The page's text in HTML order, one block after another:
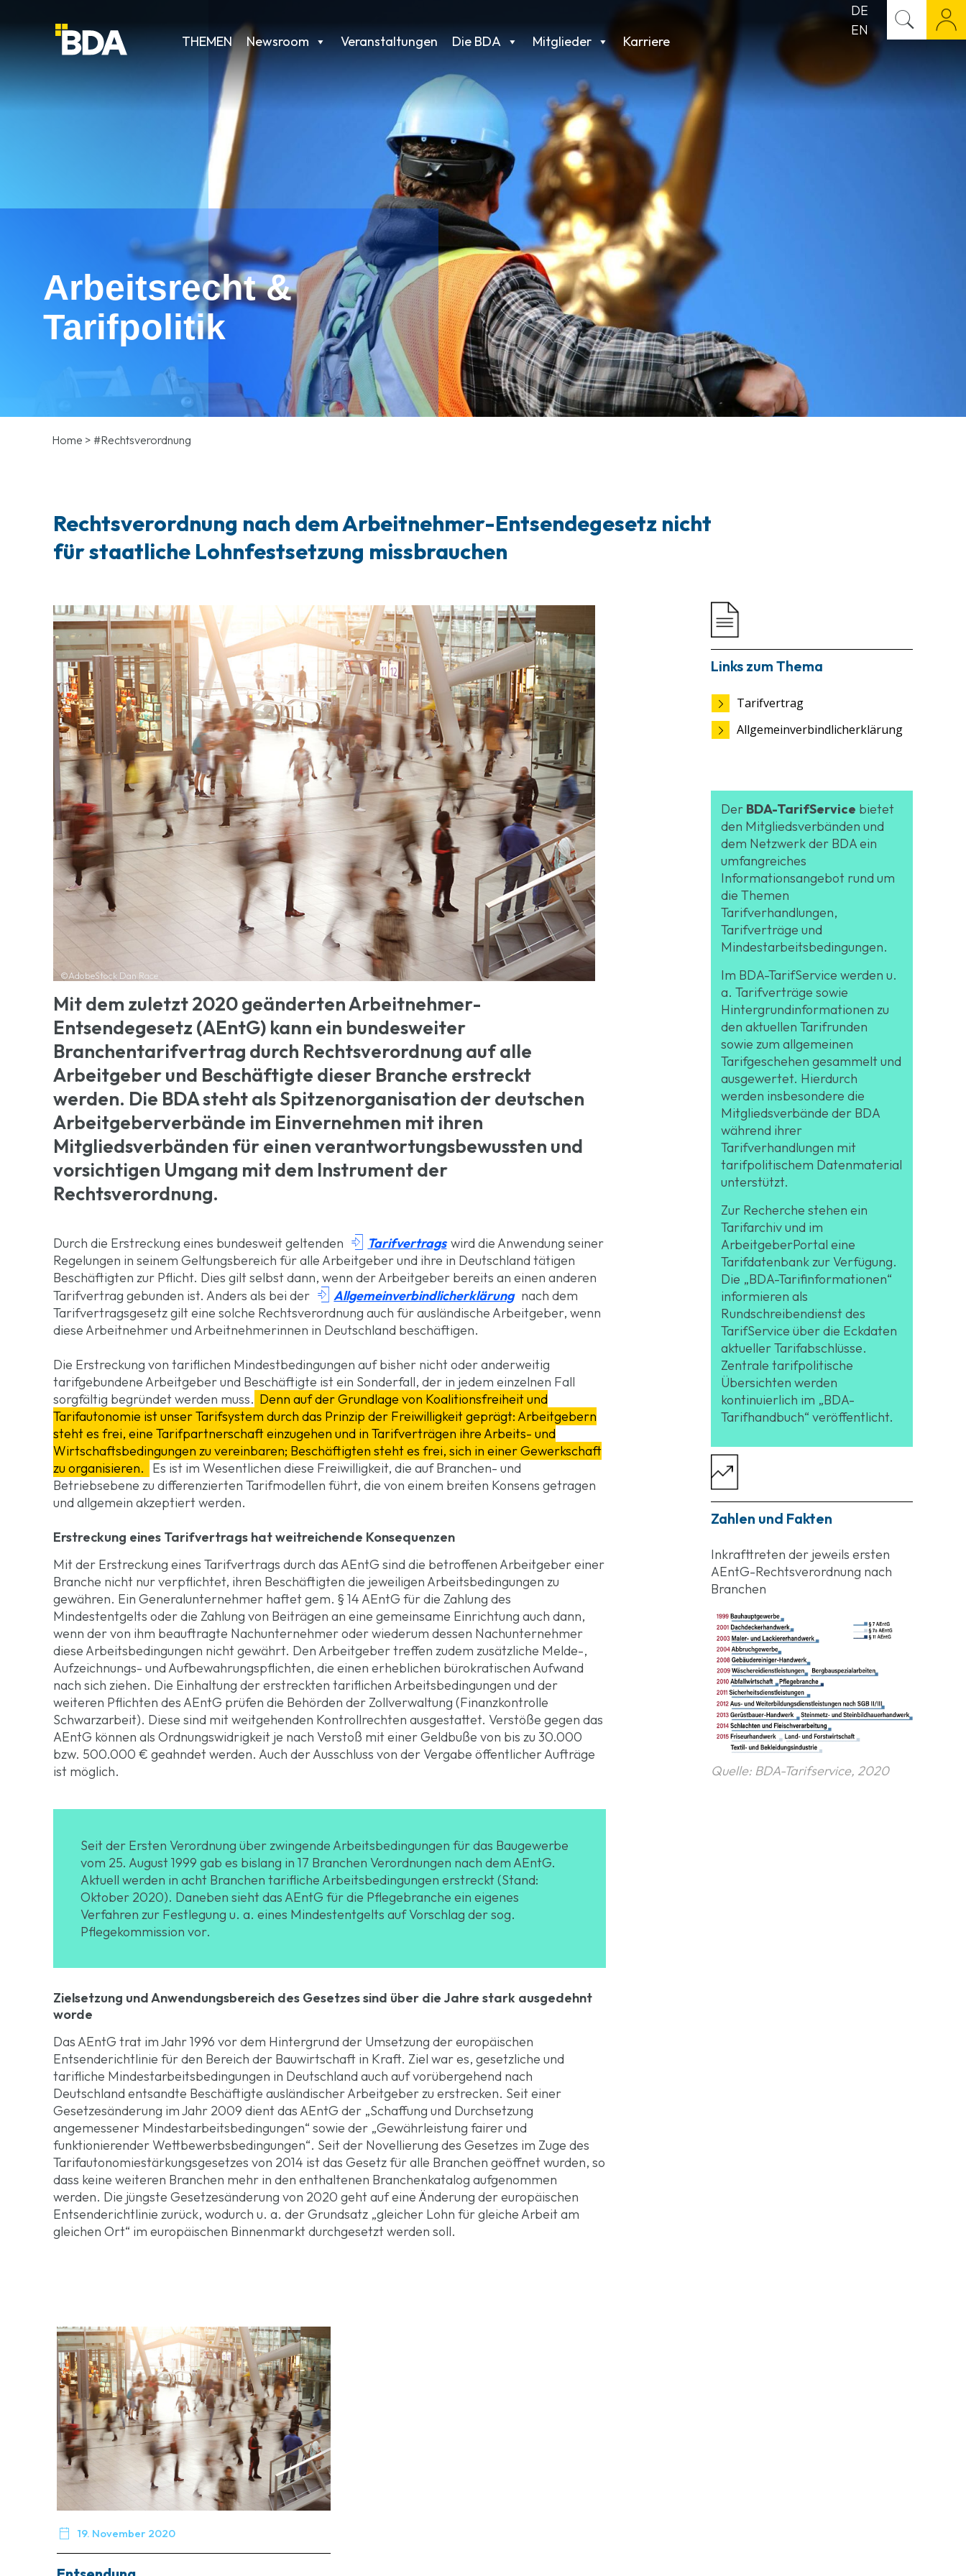
THEMEN Newsroom Veranstaltungen Die BDA Mitglieder Karriere
DE
EN
Arbeitsrecht &
Tarifpolitik
Home > #Rechtsverordnung
Rechtsverordnung nach dem Arbeitnehmer-Entsendegesetz nicht
für staatliche Lohnfestsetzung missbrauchen
©AdobeStock Dan Race
Mit dem zuletzt 2020 geänderten Arbeitnehmer-
Entsendegesetz (AEntG) kann ein bundesweiter
Branchentarifvertrag durch Rechtsverordnung auf alle
Arbeitgeber und Beschäftigte dieser Branche erstreckt
werden. Die BDA steht als Spitzenorganisation der deutschen
Arbeitgeberverbände im Einvernehmen mit ihren
Mitgliedsverbänden für einen verantwortungsbewussten und
vorsichtigen Umgang mit dem Instrument der
Rechtsverordnung.
Durch die Erstreckung eines bundesweit geltenden  Tarifvertrags wird die Anwendung seiner
Regelungen in seinem Geltungsbereich für alle Arbeitgeber und ihre in Deutschland tätigen
Beschäftigten zur Pflicht. Dies gilt selbst dann, wenn der Arbeitgeber bereits an einen anderen
Tarifvertrag gebunden ist. Anders als bei der  Allgemeinverbindlicherklärung nach dem
Tarifvertragsgesetz gilt eine solche Rechtsverordnung auch für ausländische Arbeitgeber, wenn
diese Arbeitnehmer und Arbeitnehmerinnen in Deutschland beschäftigen.
Die Erstreckung von tariflichen Mindestbedingungen auf bisher nicht oder anderweitig
tarifgebundene Arbeitgeber und Beschäftigte ist ein Sonderfall, der in jedem einzelnen Fall
sorgfältig begründet werden muss. Denn auf der Grundlage von Koalitionsfreiheit und
Tarifautonomie ist unser Tarifsystem durch das Prinzip der Freiwilligkeit geprägt: Arbeitgebern
steht es frei, eine Tarifpartnerschaft einzugehen und in Tarifverträgen ihre Arbeits- und
Wirtschaftsbedingungen zu vereinbaren; Beschäftigten steht es frei, sich in einer Gewerkschaft
zu organisieren.
Es ist im Wesentlichen diese Freiwilligkeit, die auf Branchen- und
Betriebsebene zu differenzierten Tarifmodellen führt, die von einem breiten Konsens getragen
und allgemein akzeptiert werden.
Erstreckung eines Tarifvertrags hat weitreichende Konsequenzen
Mit der Erstreckung eines Tarifvertrags durch das AEntG sind die betroffenen Arbeitgeber einer
Branche nicht nur verpflichtet, ihren Beschäftigten die jeweiligen Arbeitsbedingungen zu
gewähren. Ein Generalunternehmer haftet gem. § 14 AEntG für die Zahlung des
Mindestentgelts oder die Zahlung von Beiträgen an eine gemeinsame Einrichtung auch dann,
wenn der von ihm beauftragte Nachunternehmer oder wiederum dessen Nachunternehmer
diese Arbeitsbedingungen nicht gewährt. Den Arbeitgeber treffen zudem zusätzliche Melde-,
Aufzeichnungs- und Aufbewahrungspflichten, die einen erheblichen bürokratischen Aufwand
nach sich ziehen. Die Einhaltung der erstreckten tariflichen Arbeitsbedingungen und der
weiteren Pflichten des AEntG prüfen die Behörden der Zollverwaltung (Finanzkontrolle
Schwarzarbeit). Diese sind mit weitgehenden Kontrollrechten ausgestattet. Verstöße gegen das
AEntG können als Ordnungswidrigkeit je nach Verstoß mit einer Geldbuße von bis zu 30.000
bzw. 500.000 € geahndet werden. Auch der Ausschluss von der Vergabe öffentlicher Aufträge
ist möglich.
Seit der Ersten Verordnung über zwingende Arbeitsbedingungen für das Baugewerbe
vom 25. August 1999 gab es bislang in 17 Branchen Verordnungen nach dem AEntG.
Aktuell werden in acht Branchen tarifliche Arbeitsbedingungen erstreckt (Stand:
Oktober 2020). Daneben sieht das AEntG für die Pflegebranche ein eigenes
Verfahren zur Festlegung u. a. eines Mindestentgelts auf Vorschlag der sog.
Pflegekommission vor.
Zielsetzung und Anwendungsbereich des Gesetzes sind über die Jahre stark ausgedehnt
worde
Das AEntG trat im Jahr 1996 vor dem Hintergrund der Umsetzung der europäischen
Entsenderichtlinie für den Bereich der Bauwirtschaft in Kraft. Ziel war es, gesetzliche und
tarifliche Mindestarbeitsbedingungen in Deutschland auch auf vorübergehend nach
Deutschland entsandte Beschäftigte ausländischer Arbeitgeber zu erstrecken. Seit einer
Gesetzesänderung im Jahr 2009 dient das AEntG der „Schaffung und Durchsetzung
angemessener Mindestarbeitsbedingungen“ sowie der „Gewährleistung fairer und
funktionierender Wettbewerbsbedingungen“. Seit der Novellierung des Gesetzes im Zuge des
Tarifautonomiestärkungsgesetzes von 2014 ist das Gesetz für alle Branchen geöffnet wurden, so
dass keine weiteren Branchen mehr in den enthaltenen Branchenkatalog aufgenommen
werden. Die jüngste Gesetzesänderung von 2020 geht auf eine Änderung der europäischen
Entsenderichtlinie zurück, wodurch u. a. der Grundsatz „gleicher Lohn für gleiche Arbeit am
gleichen Ort“ im europäischen Binnenmarkt durchgesetzt werden soll.
Links zum Thema
Tarifvertrag
Allgemeinverbindlicherklärung
Der BDA-TarifService bietet
den Mitgliedsverbänden und
dem Netzwerk der BDA ein
umfangreiches
Informationsangebot rund um
die Themen
Tarifverhandlungen,
Tarifverträge und
Mindestarbeitsbedingungen.
Im BDA-TarifService werden u.
a. Tarifverträge sowie
Hintergrundinformationen zu
den aktuellen Tarifrunden
sowie zum allgemeinen
Tarifgeschehen gesammelt und
ausgewertet. Hierdurch
werden insbesondere die
Mitgliedsverbände der BDA
während ihrer
Tarifverhandlungen mit
tarifpolitischem Datenmaterial
unterstützt.
Zur Recherche stehen ein
Tarifarchiv und im
ArbeitgeberPortal eine
Tarifdatenbank zur Verfügung.
Die „BDA-Tarifinformationen“
informieren als
Rundschreibendienst des
TarifService über die Eckdaten
aktueller Tarifabschlüsse.
Zentrale tarifpolitische
Übersichten werden
kontinuierlich im „BDA-
Tarifhandbuch“ veröffentlicht.
Zahlen und Fakten
Inkrafttreten der jeweils ersten
AEntG-Rechtsverordnung nach
Branchen
Quelle: BDA-Tarifservice, 2020
 19. November 2020